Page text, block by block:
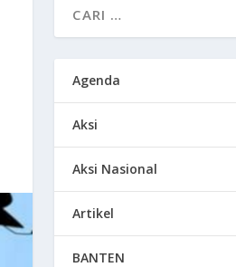
Agenda
Aksi
Aksi Nasional
Artikel
BANTEN